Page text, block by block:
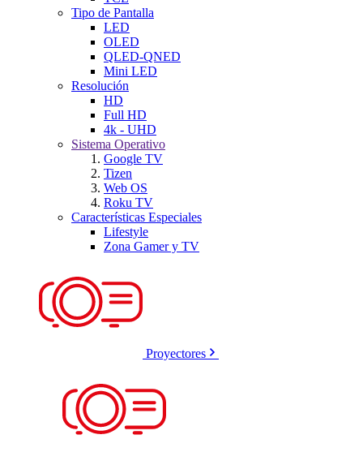
Tipo de Pantalla
LED
OLED
QLED-QNED
Mini LED
Resolución
HD
Full HD
4k - UHD
Sistema Operativo
Google TV
Tizen
Web OS
Roku TV
Características Especiales
Lifestyle
Zona Gamer y TV
Proyectores